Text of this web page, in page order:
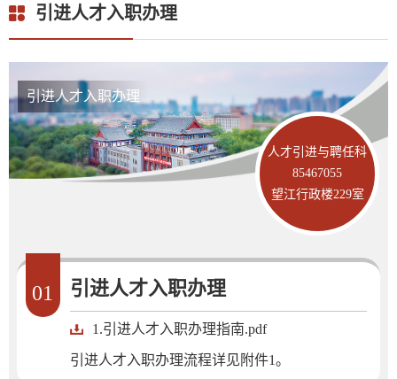
引进人才入职办理
引进人才入职办理
人才引进与聘任科
85467055
望江行政楼229室
01 引进人才入职办理
1.引进人才入职办理指南.pdf
引进人才入职办理流程详见附件1。